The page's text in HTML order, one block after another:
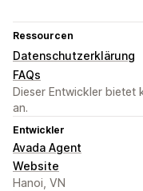
Ressourcen
Datenschutzerklärung
FAQs
Dieser Entwickler bietet
an.
Entwickler
Avada Agent
Website
Hanoi, VN